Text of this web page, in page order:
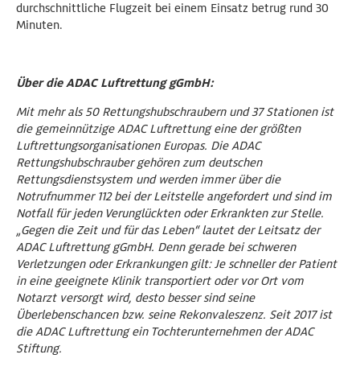
durchschnittliche Flugzeit bei einem Einsatz betrug rund 30
Minuten.
Über die ADAC Luftrettung gGmbH:
Mit mehr als 50 Rettungshubschraubern und 37 Stationen ist
die gemeinnützige ADAC Luftrettung eine der größten
Luftrettungsorganisationen Europas. Die ADAC
Rettungshubschrauber gehören zum deutschen
Rettungsdienstsystem und werden immer über die
Notrufnummer 112 bei der Leitstelle angefordert und sind im
Notfall für jeden Verunglückten oder Erkrankten zur Stelle.
„Gegen die Zeit und für das Leben“ lautet der Leitsatz der
ADAC Luftrettung gGmbH. Denn gerade bei schweren
Verletzungen oder Erkrankungen gilt: Je schneller der Patient
in eine geeignete Klinik transportiert oder vor Ort vom
Notarzt versorgt wird, desto besser sind seine
Überlebenschancen bzw. seine Rekonvaleszenz. Seit 2017 ist
die ADAC Luftrettung ein Tochterunternehmen der ADAC
Stiftung.